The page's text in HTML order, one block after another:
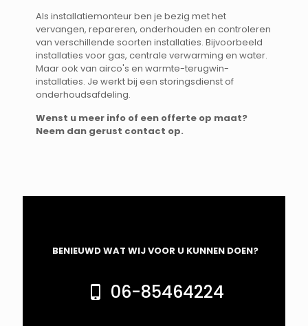
Als installatiemonteur ben je bezig met het
vervangen, repareren, onderhouden en controleren
van verschillende soorten installaties. Bijvoorbeeld
installaties voor gas, centrale verwarming en water.
Maar ook van airco's en warmte-terugwin-
installaties. Je werkt bij een storingsdienst of
onderhoudsafdeling.
Wenst u meer info of een offerte op maat?
Neem dan gerust contact op.
BENIEUWD WAT WIJ VOOR U KUNNEN DOEN?
06-85464224